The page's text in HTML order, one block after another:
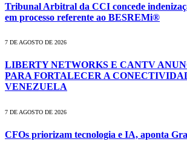
Tribunal Arbitral da CCI concede
em processo referente ao BESREMi®
7 DE AGOSTO DE 2026
LIBERTY NETWORKS E CANTV
PARA FORTALECER A
VENEZUELA
7 DE AGOSTO DE 2026
CFOs priorizam tecnologia e IA, aponta